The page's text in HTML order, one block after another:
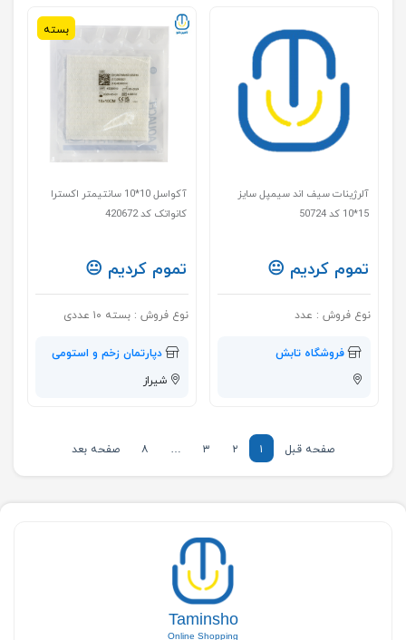
آلرژينات سيف اند سيمپل سایز
15*10 كد 50724
تموم کردیم 😐
نوع فروش : عدد
فروشگاه تابش
بسته
آکواسل 10*10 سانتیمتر اکسترا
کانواتک کد 420672
تموم کردیم 😐
نوع فروش : بسته ۱۰ عددی
دپارتمان زخم و استومی
شیراز
صفحه قبل ۱ ۲ ۳ … ۸ صفحه بعد
Taminsho
Online Shopping